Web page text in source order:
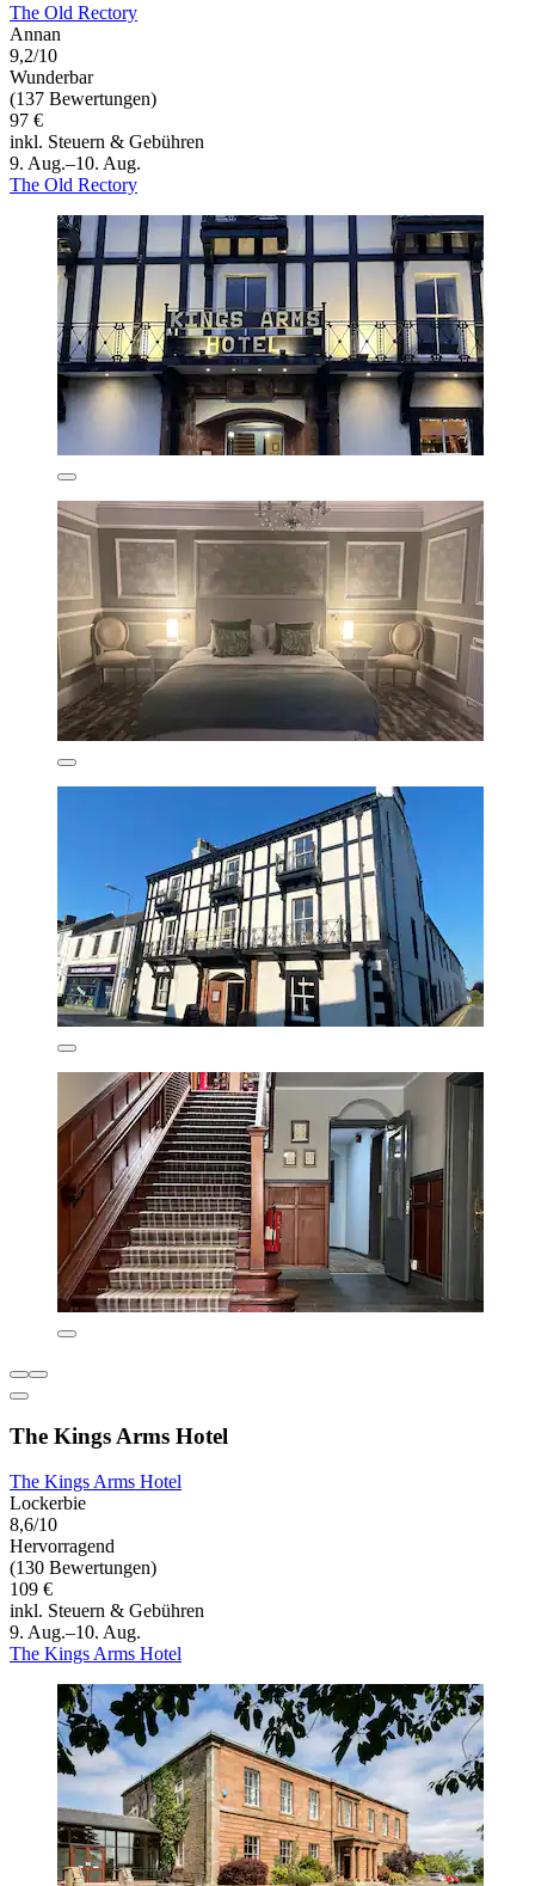
The Old Rectory
Annan
9,2/10
Wunderbar
(137 Bewertungen)
97 €
inkl. Steuern & Gebühren
9. Aug.–10. Aug.
The Old Rectory
The Kings Arms Hotel
The Kings Arms Hotel
Lockerbie
8,6/10
Hervorragend
(130 Bewertungen)
109 €
inkl. Steuern & Gebühren
9. Aug.–10. Aug.
The Kings Arms Hotel